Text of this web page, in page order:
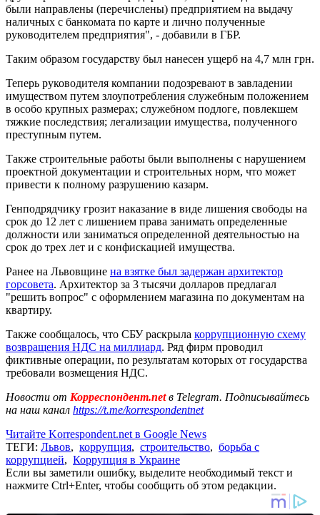
были направлены (перечислены) предприятием на выдачу
наличных с банкомата по карте и лично полученные
руководителем предприятия", - добавили в ГБР.
Таким образом государству был нанесен ущерб на 4,7 млн грн.
Теперь руководителя компании подозревают в завладении
имуществом путем злоупотребления служебным положением
в особо крупных размерах; служебном подлоге, повлекшем
тяжкие последствия; легализации имущества, полученного
преступным путем.
Также строительные работы были выполнены с нарушением
проектной документации и строительных норм, что может
привести к полному разрушению казарм.
Генподрядчику грозит наказание в виде лишения свободы на
срок до 12 лет с лишением права занимать определенные
должности или заниматься определенной деятельностью на
срок до трех лет и с конфискацией имущества.
Ранее на Львовщине на взятке был задержан архитектор
горсовета. Архитектор за 3 тысячи долларов предлагал
"решить вопрос" с оформлением магазина по документам на
квартиру.
Также сообщалось, что СБУ раскрыла коррупционную схему
возвращения НДС на миллиард. Ряд фирм проводил
фиктивные операции, по результатам которых от государства
требовали возмещения НДС.
Новости от Корреспондент.netв Telegram. Подписывайтесь
на наш канал https://t.me/korrespondentnet
Читайте Korrespondent.net в Google News
ТЕГИ: Львов, коррупция, строительство, борьба с
коррупцией, Коррупция в Украине
Если вы заметили ошибку, выделите необходимый текст и
нажмите Ctrl+Enter, чтобы сообщить об этом редакции.